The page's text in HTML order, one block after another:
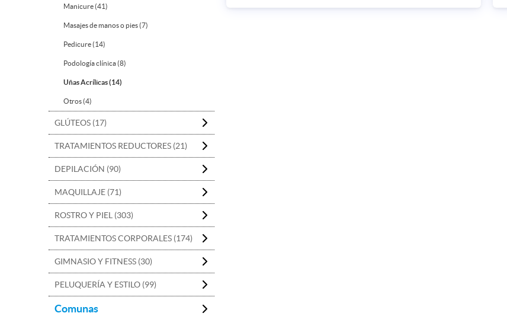
Manicure (41)
Masajes de manos o pies (7)
Pedicure (14)
Podología clínica (8)
Uñas Acrílicas (14)
Otros (4)
GLÚTEOS (17)
TRATAMIENTOS REDUCTORES (21)
DEPILACIÓN (90)
MAQUILLAJE (71)
ROSTRO Y PIEL (303)
TRATAMIENTOS CORPORALES (174)
GIMNASIO Y FITNESS (30)
PELUQUERÍA Y ESTILO (99)
Comunas